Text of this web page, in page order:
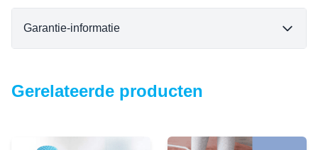
Garantie-informatie
Gerelateerde producten